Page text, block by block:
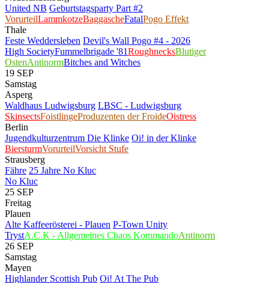
United NB Geburtstagsparty Part #2
VorurteilLammkotzeBaggascheFatalPogo Effekt
Thale
Feste Weddersleben Devil's Wall Pogo #4 - 2026
High SocietyFummelbrigade '81RoughnecksBlutiger
OstenAntinormBitches and Witches
19 SEP
Samstag
Asperg
Waldhaus Ludwigsburg LBSC - Ludwigsburg
SkinsectsFoistlingeProduzenten der FroideOistress
Berlin
Jugendkulturzentrum Die Klinke Oi! in der Klinke
BiersturmVorurteilVorsicht Stufe
Strausberg
Fähre 25 Jahre No Kluc
No Kluc
25 SEP
Freitag
Plauen
Alte Kaffeerösterei - Plauen P-Town Unity
TrystA.C.K - Allgemeines Chaos KommandoAntinorm
26 SEP
Samstag
Mayen
Highlander Scottish Pub Oi! At The Pub